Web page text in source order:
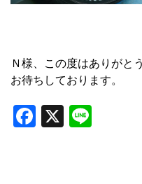
Ｎ様、この度はありがと
お待ちしております。
Facebook
X